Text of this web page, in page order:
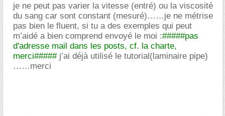
je ne peut pas varier la vitesse (entré) ou la viscosité
du sang car sont constant (mesuré)……je ne métrise
pas bien le fluent, si tu a des exemples qui peut
m’aidé a bien comprend envoyé le moi :#####pas
d'adresse mail dans les posts, cf. la charte,
merci#####j’ai déjà utilisé le tutorial(laminaire pipe)
merci